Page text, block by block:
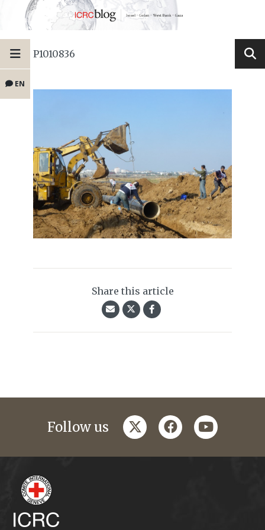
EN
P1010836
Share this article
Follow us twitterfacebookyoutube